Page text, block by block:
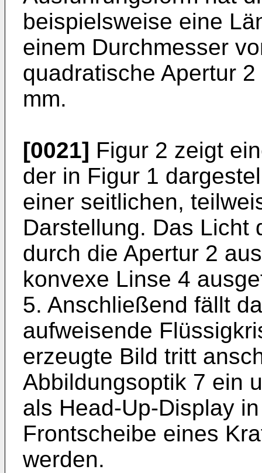
beispielsweise eine
einem Durchmesser
quadratische Apertur
mm.
[0021] Figur 2 zeigt
der in Figur 1
einer seitlichen,
Darstellung. Das Licht
durch die Apertur 2
konvexe Linse 4
5. Anschließend fällt
aufweisende
erzeugte Bild tritt
Abbildungsoptik 7 ein
als Head-Up-Display
Frontscheibe eines
werden.